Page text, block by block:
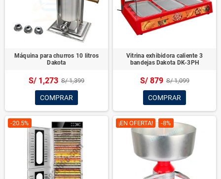
Máquina para churros 10 litros
Dakota
S/ 1,273 S/ 1,399
COMPRAR
Vitrina exhibidora caliente 3
bandejas Dakota DK-3PH
S/ 879 S/ 1,099
COMPRAR
-20.5% ¡EN OFERTA! -8%